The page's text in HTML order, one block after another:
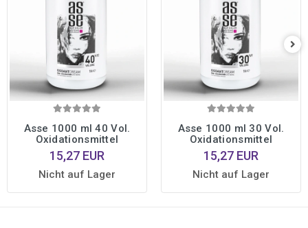
Asse 1000 ml 40 Vol.
Oxidationsmittel
15,27 EUR
Nicht auf Lager
Asse 1000 ml 30 Vol.
Oxidationsmittel
15,27 EUR
Nicht auf Lager